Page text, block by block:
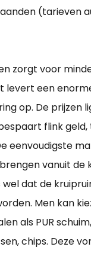
(tarieven
zorgt voor
levert een
op. De prijzen
flink
eenvoudigste
vanuit de
dat de
Men kan
als PUR
chips. Deze